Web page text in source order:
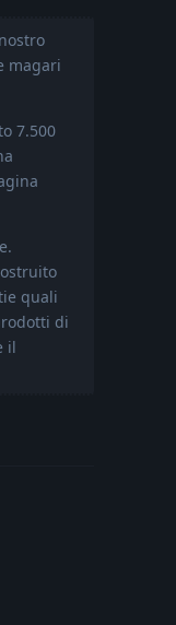
magari
7.500
quali
di
il